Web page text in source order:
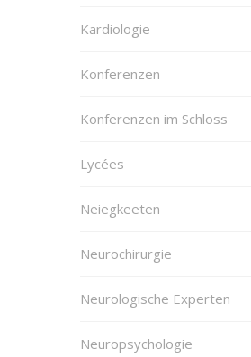
Kardiologie
Konferenzen
Konferenzen im Schloss
Lycées
Neiegkeeten
Neurochirurgie
Neurologische Experten
Neuropsychologie